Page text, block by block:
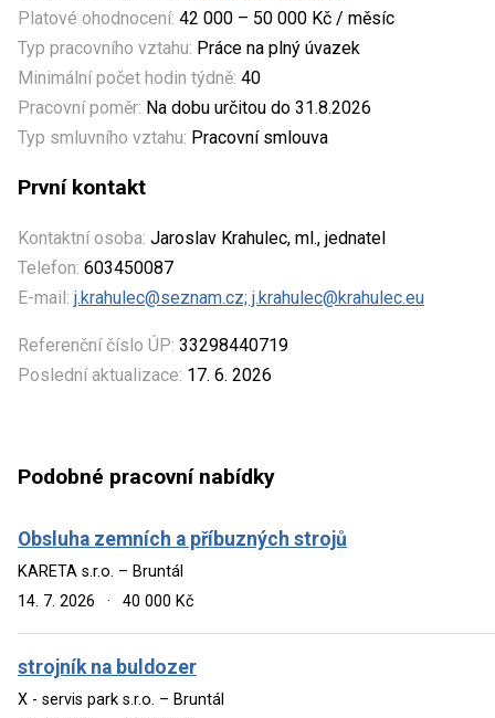
Platové ohodnocení: 42 000 – 50 000 Kč / měsíc
Typ pracovního vztahu: Práce na plný úvazek
Minimální počet hodin týdně: 40
Pracovní poměr: Na dobu určitou do 31.8.2026
Typ smluvního vztahu: Pracovní smlouva
První kontakt
Kontaktní osoba: Jaroslav Krahulec, ml., jednatel
Telefon: 603450087
E-mail: j.krahulec@seznam.cz; j.krahulec@krahulec.eu
Referenční číslo ÚP: 33298440719
Poslední aktualizace: 17. 6. 2026
Podobné pracovní nabídky
Obsluha zemních a příbuzných strojů
KARETA s.r.o. – Bruntál
14. 7. 2026
· 40 000 Kč
strojník na buldozer
X - servis park s.r.o. – Bruntál